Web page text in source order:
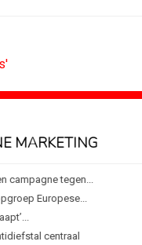
MARKETING
campagne tegen...
Europese...
centraal